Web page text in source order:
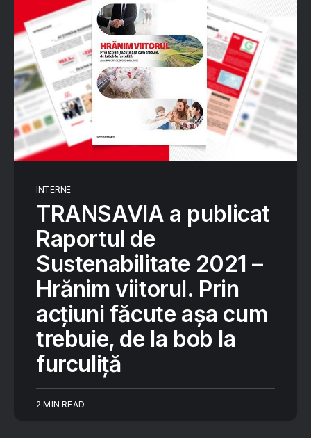
INTERNE
TRANSAVIA a publicat
Raportul de
Sustenabilitate 2021 –
Hrănim viitorul. Prin
acțiuni făcute așa cum
trebuie, de la bob la
furculiță
2 MIN READ